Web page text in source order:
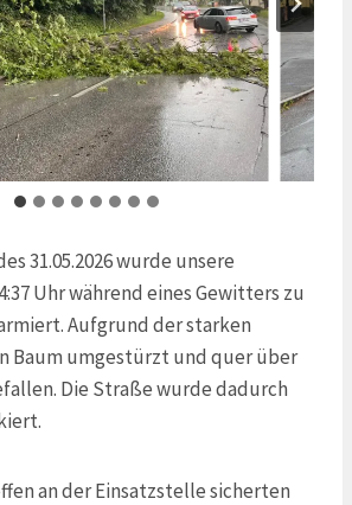
31.05.2026 wurde unsere
Uhr während eines Gewitters zu
Aufgrund der starken
Baum umgestürzt und quer über
Die Straße wurde dadurch
an der Einsatzstelle sicherten